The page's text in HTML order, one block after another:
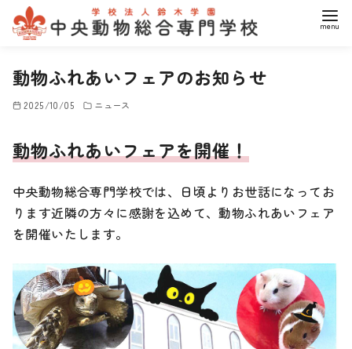
動物ふれあいフェアのお知らせ
2025/10/05 ニュース
動物ふれあいフェアを開催！
中央動物総合専門学校では、日頃よりお世話になってお
ります近隣の方々に感謝を込めて、動物ふれあいフェア
を開催いたします。